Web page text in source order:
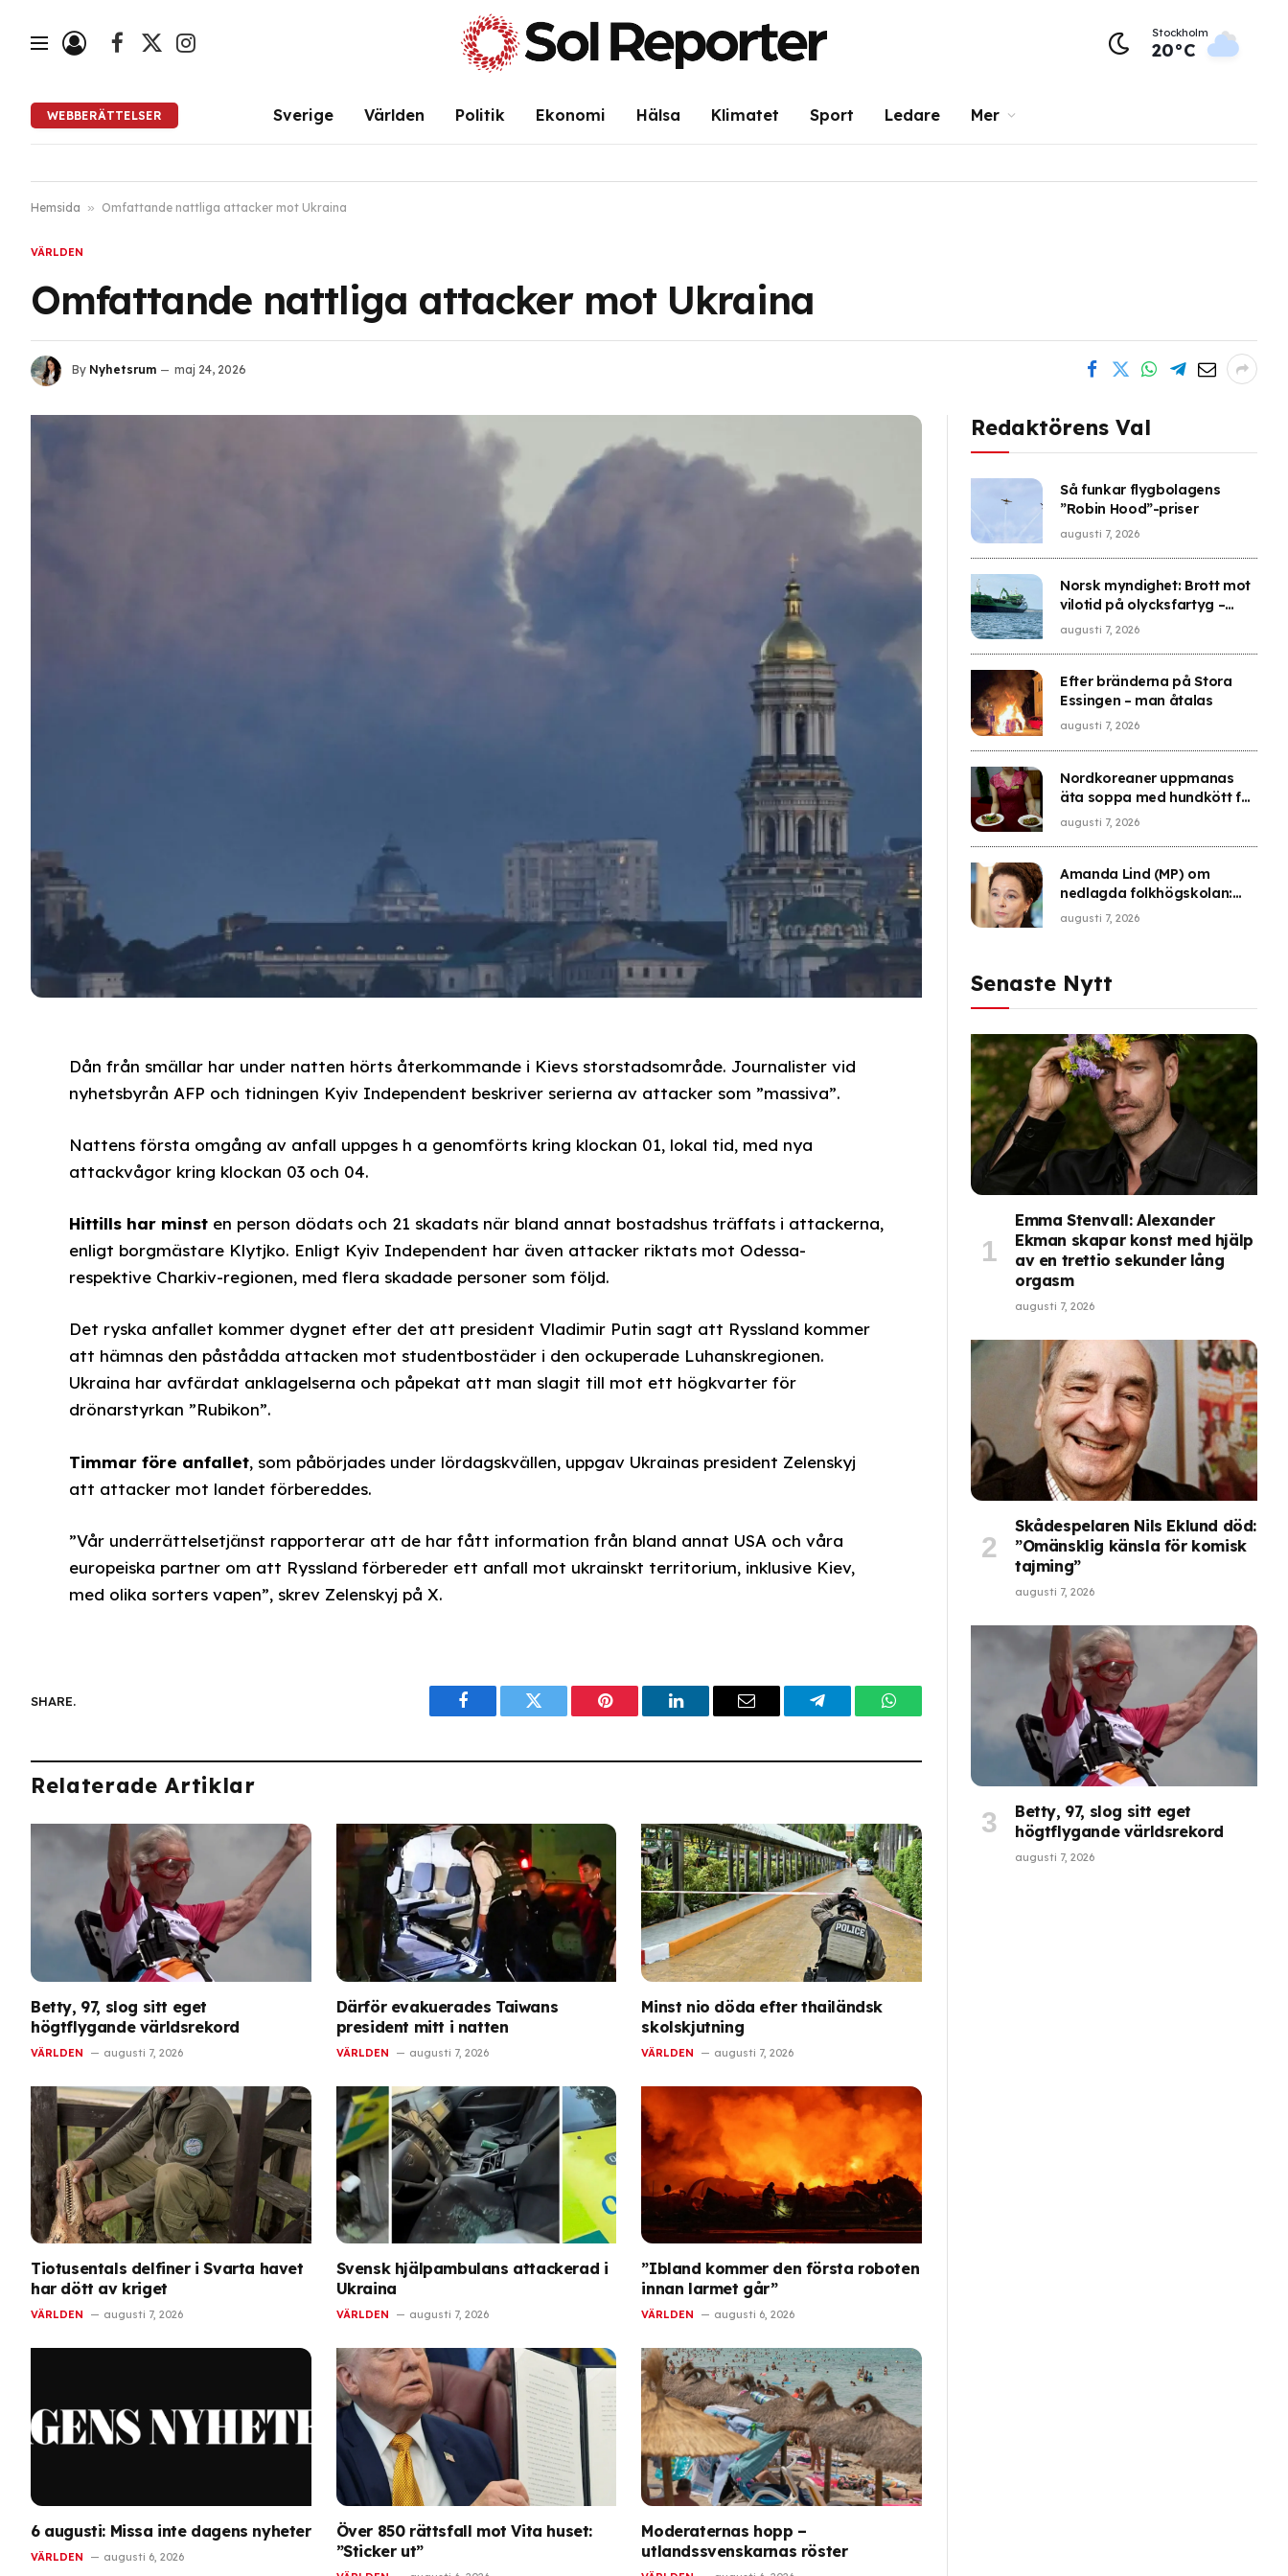
Facebook
X
Instagram
Stockholm
20°C
WEBBERÄTTELSER Sverige Världen Politik Ekonomi Hälsa Klimatet Sport Ledare Mer
Hemsida » Omfattande nattliga attacker mot Ukraina
VÄRLDEN
Omfattande nattliga attacker mot Ukraina
By Nyhetsrum maj 24, 2026
Dån från smällar har under natten hörts återkommande i Kievs storstadsområde. Journalister vid
nyhetsbyrån AFP och tidningen Kyiv Independent beskriver serierna av attacker som ”massiva”.
Nattens första omgång av anfall uppges h a genomförts kring klockan 01, lokal tid, med nya
attackvågor kring klockan 03 och 04.
Hittills har minsten person dödats och 21 skadats när bland annat bostadshus träffats i attackerna,
enligt borgmästare Klytjko. Enligt Kyiv Independent har även attacker riktats mot Odessa-
respektive Charkiv-regionen, med flera skadade personer som följd.
Det ryska anfallet kommer dygnet efter det att president Vladimir Putin sagt att Ryssland kommer
att hämnas den påstådda attacken mot studentbostäder i den ockuperade Luhanskregionen.
Ukraina har avfärdat anklagelserna och påpekat att man slagit till mot ett högkvarter för
drönarstyrkan ”Rubikon”.
Timmar före anfallet, som påbörjades under lördagskvällen, uppgav Ukrainas president Zelenskyj
att attacker mot landet förbereddes.
”Vår underrättelsetjänst rapporterar att de har fått information från bland annat USA och våra
europeiska partner om att Ryssland förbereder ett anfall mot ukrainskt territorium, inklusive Kiev,
med olika sorters vapen”, skrev Zelenskyj på X.
SHARE.
FacebookTwitter PinterestLinkedInEmail TelegramWhatsApp
Relaterade Artiklar
Betty, 97, slog sitt eget
högtflygande världsrekord
VÄRLDEN augusti 7, 2026
Därför evakuerades Taiwans
president mitt i natten
VÄRLDEN augusti 7, 2026
Minst nio döda efter thailändsk
skolskjutning
VÄRLDEN augusti 7, 2026
Tiotusentals delfiner i Svarta havet
har dött av kriget
VÄRLDEN augusti 7, 2026
Svensk hjälpambulans attackerad i
Ukraina
VÄRLDEN augusti 7, 2026
”Ibland kommer den första roboten
innan larmet går”
VÄRLDEN augusti 6, 2026
6 augusti: Missa inte dagens nyheter
VÄRLDEN augusti 6, 2026
Över 850 rättsfall mot Vita huset:
”Sticker ut”
Moderaternas hopp –
utlandssvenskarnas röster
Redaktörens Val
Så funkar flygbolagens
”Robin Hood”-priser
augusti 7, 2026
Norsk myndighet: Brott mot
vilotid på olycksfartyg –
”Riskerna ökar”
augusti 7, 2026
Efter bränderna på Stora
Essingen – man åtalas
augusti 7, 2026
Nordkoreaner uppmanas
äta soppa med hundkött för
att klara värmeböljan
augusti 7, 2026
Amanda Lind (MP) om
nedlagda folkhögskolan:
”Sker inte i ett vakuum”
augusti 7, 2026
Senaste Nytt
Emma Stenvall: Alexander
Ekman skapar konst med hjälp
av en trettio sekunder lång
orgasm
augusti 7, 2026
Skådespelaren Nils Eklund död:
”Omänsklig känsla för komisk
tajming”
augusti 7, 2026
Betty, 97, slog sitt eget
högtflygande världsrekord
augusti 7, 2026